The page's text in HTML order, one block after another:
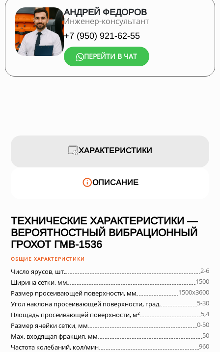
АНДРЕЙ ФЕДОРОВ
Инженер-консультант
+7 (950) 921-62-55
ПЕРЕЙТИ В ЧАТ
ХАРАКТЕРИСТИКИ
ОПИСАНИЕ
ТЕХНИЧЕСКИЕ ХАРАКТЕРИСТИКИ —
ВЕРОЯТНОСТНЫЙ ВИБРАЦИОННЫЙ
ГРОХОТ ГМВ-1536
ОБЩИЕ ХАРАКТЕРИСТИКИ
Число ярусов, шт.
2-6
Ширина сетки, мм
1500
Размер просеивающей поверхности, мм
1500х3600
Угол наклона просеивающей поверхности, град.
5-30
Площадь просеивающей поверхности, м²
5,4
Размер ячейки сетки, мм
0-50
Max. входящая фракция, мм
50
Частота колебаний, кол/мин
960